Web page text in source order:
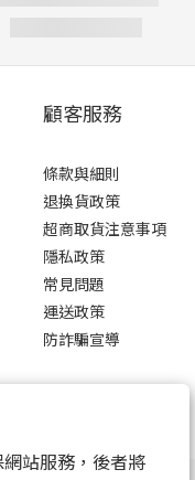
站服務，後者將
顧客服務
條款與細則
退換貨政策
超商取貨注意事項
隱私政策
常見問題
運送政策
防詐騙宣導